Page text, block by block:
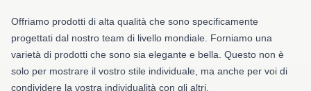
Offriamo prodotti di alta qualità che sono specificamente
progettati dal nostro team di livello mondiale. Forniamo una
varietà di prodotti che sono sia elegante e bella. Questo non è
solo per mostrare il vostro stile individuale, ma anche per voi di
condividere la vostra individualità con gli altri.